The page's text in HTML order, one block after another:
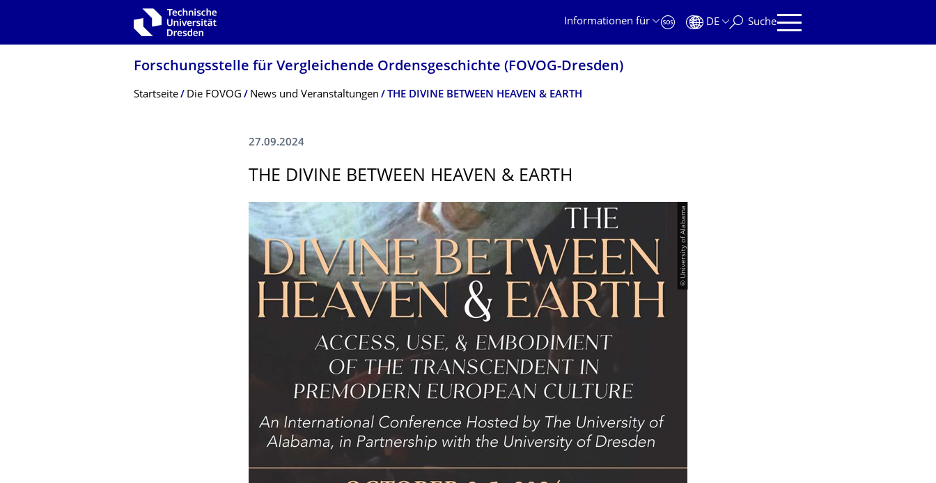
Zur Hauptnavigation springen
Informationen für
DE Suche
Forschungsstelle für Vergleichende Ordensgeschichte (FOVOG-Dresden)
Breadcrumb-Menü
Startseite Die FOVOG News und Veranstaltungen THE DIVINE BETWEEN HEAVEN & EARTH
27.09.2024
THE DIVINE BETWEEN HEAVEN & EARTH
© University of Alabama